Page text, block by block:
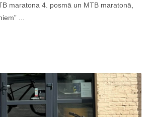
maratona 4. posmā un MTB maratonā,
...